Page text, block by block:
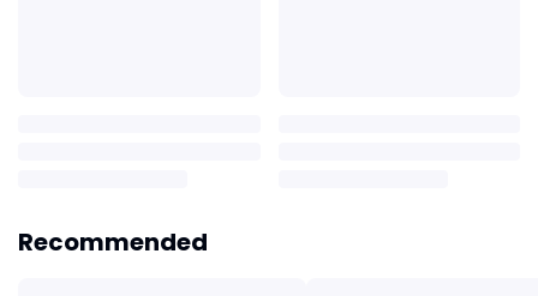
Recommended